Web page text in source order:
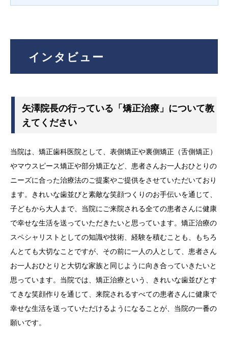
インタビュー
矢澤院長の行っている「矯正治療」について教
えてください
当院は、矯正歯科医院として、表側矯正や裏側矯正（舌側矯正）
やマウスピース矯正や部分矯正など、患者さんお一人おひとりの
ニーズに合った治療法のご提案やご提供をさせていただいており
ます。きれいな歯並びと素敵な笑顔つくりのお手伝いを通じて、
子どもから大人まで、当院にご来院される全ての患者さんに健康
で幸せな生活を送っていただきたいと思っています。矯正治療の
スペシャリストとしての知識や技術、経験を積むことも、もちろ
んとても大切なことですが、その前に一人の人として、患者さん
お一人おひとりと大切な家族と同じように向き合っていきたいと
思っています。当院では、矯正治療という、きれいな歯並びとす
てきな笑顔作りを通じて、来院されるすべての患者さんに健康で
幸せな生活を送っていただけるようになることが、当院の一番の
願いです。